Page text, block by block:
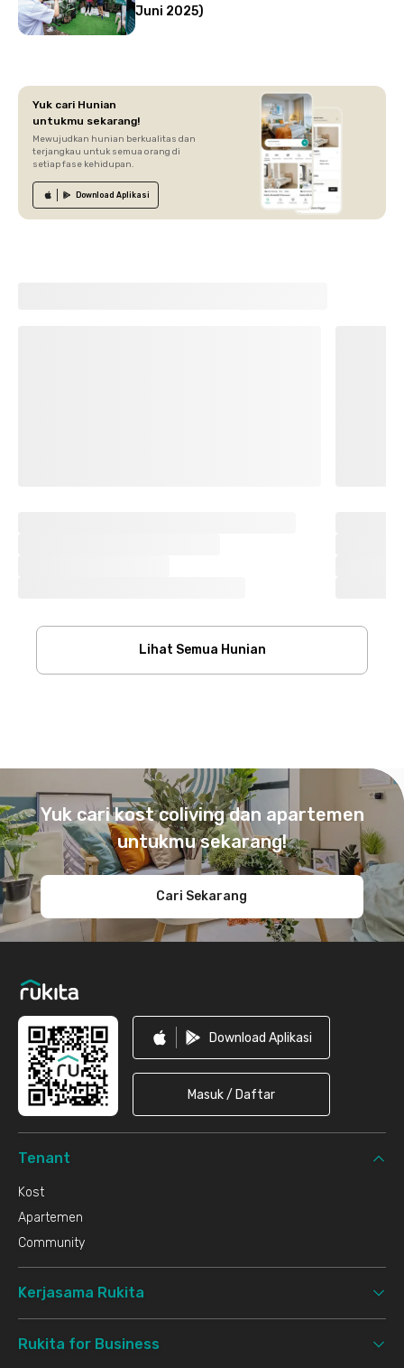
Juni 2025)
Yuk cari Hunian
untukmu sekarang!
Mewujudkan hunian berkualitas dan
terjangkau untuk semua orang di
setiap fase kehidupan.
Download Aplikasi
Lihat Semua Hunian
Yuk cari kost coliving dan apartemen
untukmu sekarang!
Cari Sekarang
Download Aplikasi
Masuk / Daftar
Tenant
Kost
Apartemen
Community
Kerjasama Rukita
Rukita for Business